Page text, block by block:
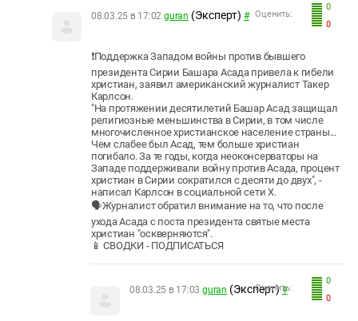
0
0
Оценить:
08.03.25 в 17:02 guran (Эксперт) #
❗Поддержка Западом войны против бывшего
президента Сирии Башара Асада привела к гибели
христиан, заявил американский журналист Такер
Карлсон.
"На протяжении десятилетий Башар Асад защищал
религиозные меньшинства в Сирии, в том числе
многочисленное христианское население страны...
Чем слабее был Асад, тем больше христиан
погибало. За те годы, когда неоконсерваторы на
Западе поддерживали войну против Асада, процент
христиан в Сирии сократился с десяти до двух", -
написал Карлсон в социальной сети X.
🗣Журналист обратил внимание на то, что после
ухода Асада с поста президента святые места
христиан "оскверняются".
📱 СВОДКИ - ПОДПИСАТЬСЯ
0
0
Оценить:
08.03.25 в 17:03 guran (Эксперт) #